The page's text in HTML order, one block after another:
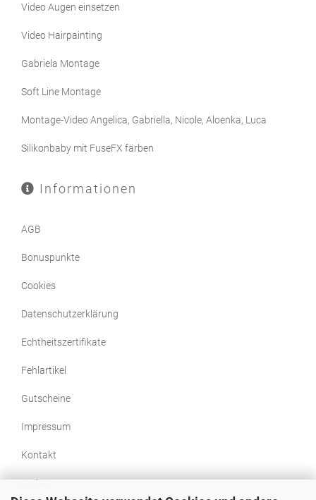
Video Augen einsetzen
Video Hairpainting
Gabriela Montage
Soft Line Montage
Montage-Video Angelica, Gabriella, Nicole, Aloenka, Luca
Silikonbaby mit FuseFX färben
Informationen
AGB
Bonuspunkte
Cookies
Datenschutzerklärung
Echtheitszertifikate
Fehlartikel
Gutscheine
Impressum
Kontakt
Preise